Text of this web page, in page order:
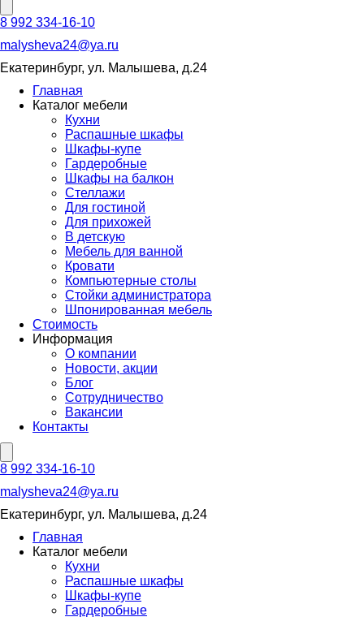
8 992 334-16-10
malysheva24@ya.ru
Екатеринбург, ул. Малышева, д.24
Главная
Каталог мебели
Кухни
Распашные шкафы
Шкафы-купе
Гардеробные
Шкафы на балкон
Стеллажи
Для гостиной
Для прихожей
В детскую
Мебель для ванной
Кровати
Компьютерные столы
Стойки администратора
Шпонированная мебель
Стоимость
Информация
О компании
Новости, акции
Блог
Сотрудничество
Вакансии
Контакты
8 992 334-16-10
malysheva24@ya.ru
Екатеринбург, ул. Малышева, д.24
Главная
Каталог мебели
Кухни
Распашные шкафы
Шкафы-купе
Гардеробные